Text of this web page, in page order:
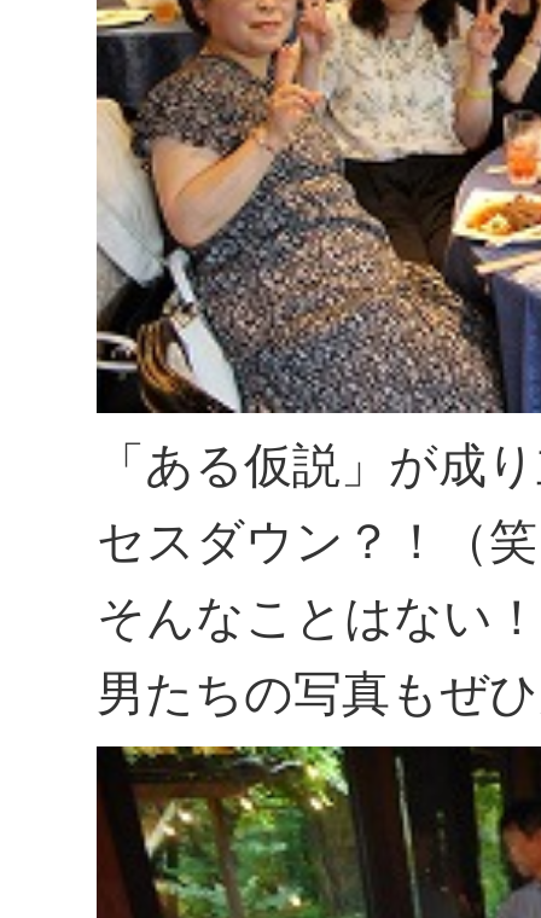
「ある仮説」が成
セスダウン？！（
そんなことはない！
男たちの写真もぜ